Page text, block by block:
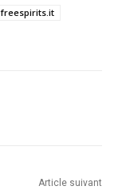
freespirits.it
Article suivant